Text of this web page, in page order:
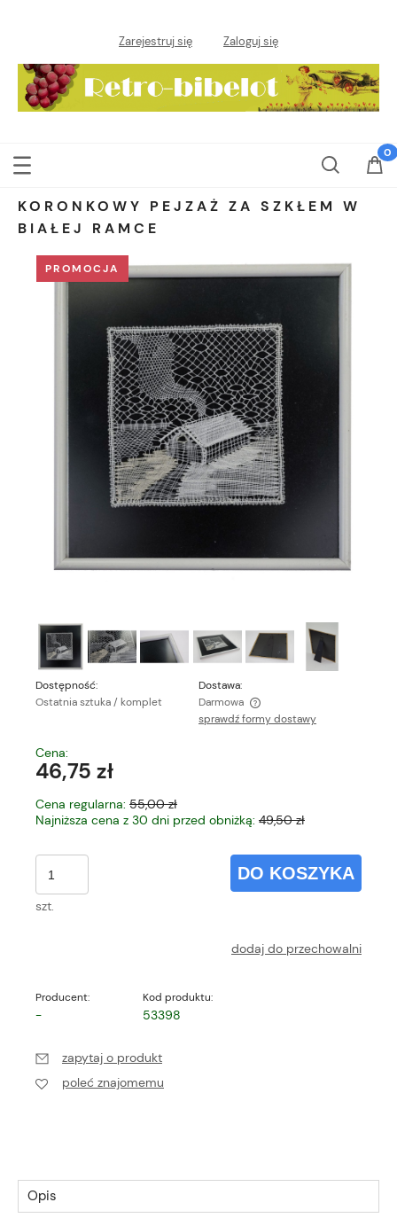
Zarejestruj się Zaloguj się
KORONKOWY PEJZAŻ ZA SZKŁEM W
BIAŁEJ RAMCE
PROMOCJA
Dostępność:
Ostatnia sztuka / komplet
Dostawa:
Darmowa
Cena nie zawiera ewentualnych kosztów płatności
sprawdź formy dostawy
Cena:
46,75 zł
Cena regularna: 55,00 zł
Najniższa cena z 30 dni przed obniżką: 49,50 zł
szt.
DO KOSZYKA
dodaj do przechowalni
Producent:
-
Kod produktu:
53398
zapytaj o produkt
poleć znajomemu
Opis